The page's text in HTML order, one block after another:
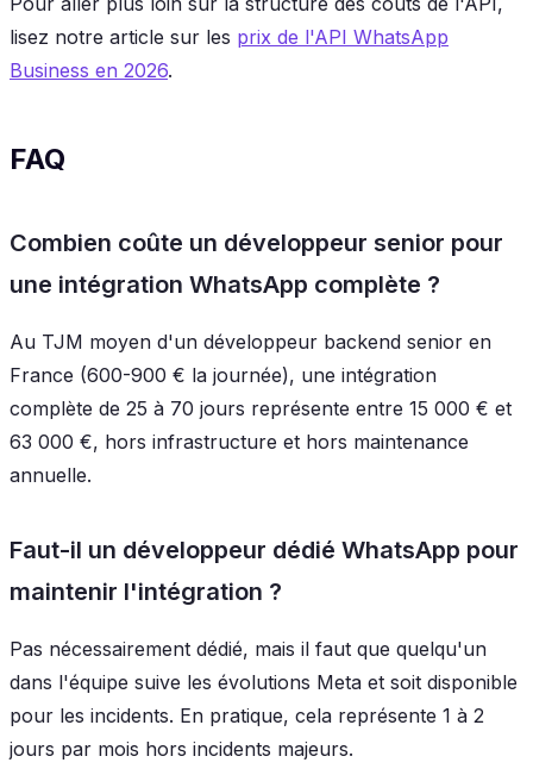
lisez notre article sur les prix de l'API WhatsApp
Business en 2026.
FAQ
Combien coûte un développeur senior pour
une intégration WhatsApp complète ?
Au TJM moyen d'un développeur backend senior en
France (600-900 € la journée), une intégration
complète de 25 à 70 jours représente entre 15 000 € et
63 000 €, hors infrastructure et hors maintenance
annuelle.
Faut-il un développeur dédié WhatsApp pour
maintenir l'intégration ?
Pas nécessairement dédié, mais il faut que quelqu'un
dans l'équipe suive les évolutions Meta et soit disponible
pour les incidents. En pratique, cela représente 1 à 2
jours par mois hors incidents majeurs.